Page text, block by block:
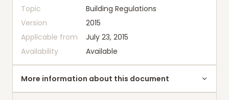
Topic
Building Regulations
Version
2015
Applicable from
July 23, 2015
Availability
Available
More information about this document